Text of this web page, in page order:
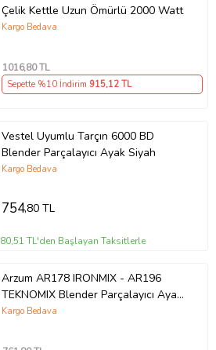
Çelik Kettle Uzun Ömürlü 2000 Watt
Kargo Bedava
1016,80 TL
Sepette %10 İndirim 915,12 TL
Vestel Uyumlu Tarçın 6000 BD
Blender Parçalayıcı Ayak Siyah
Kargo Bedava
754,80 TL
80,51 TL'den Başlayan Taksitlerle
Arzum AR178 IRONMIX - AR196
TEKNOMIX Blender Parçalayıcı Ayak
Siyah (Beyaz)
Kargo Bedava